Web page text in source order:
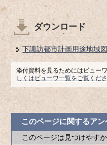
ダウンロード
下諏訪都市計画用途地域図
添付資料を見るためにはビュー
しくはビューワ一覧をご覧くださ
このページに関するアン
このページは見つけやす